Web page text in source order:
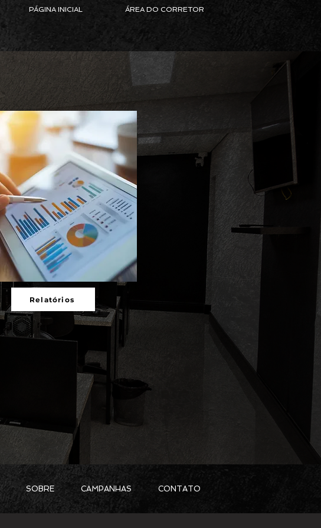
PÁGINA INICIAL ÁREA DO CORRETOR
Relatórios
SOBRE CAMPANHAS CONTATO